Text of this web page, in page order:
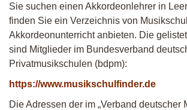
Sie suchen einen Akkordeonlehrer in
finden Sie ein Verzeichnis von
Akkordeonunterricht anbieten. Die
sind Mitglieder im Bundesverband
Privatmusikschulen (bdpm):
https://www.musikschulfinder.de
Die Adressen der im „Verband deutscher